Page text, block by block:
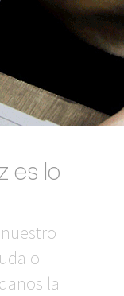
es lo
o
la